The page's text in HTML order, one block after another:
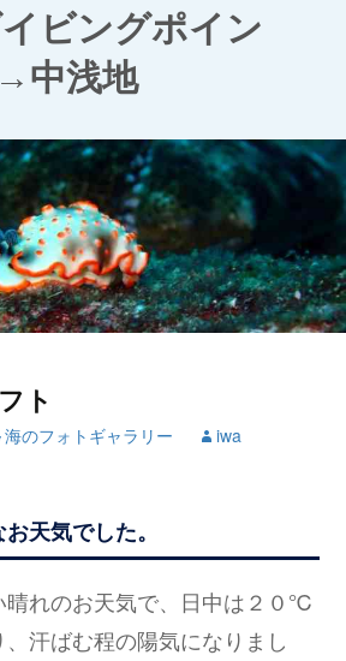
ビングポイン
中浅地
ト
海のフォトギャラリー iwa
天気でした。
晴れのお天気で、日中は２０℃
汗ばむ程の陽気になりまし